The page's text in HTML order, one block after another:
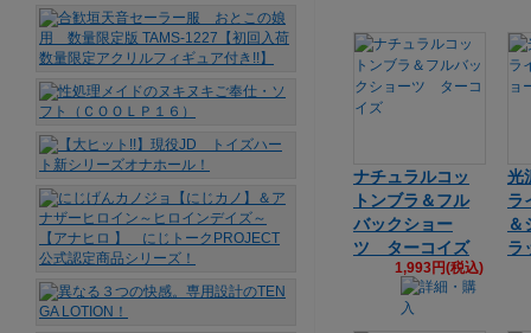
ナチュラルコッ
トンブラ＆フル
バックショー
ツ ターコイズ
1,993円(税込)
光
ラ
ラ